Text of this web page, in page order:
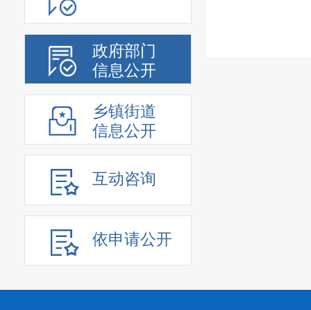
政府部门
信息公开
乡镇街道
信息公开
互动咨询
依申请公开